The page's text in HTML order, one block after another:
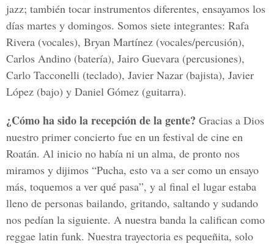
jazz; también tocar instrumentos diferentes, ensayamos los
días martes y domingos. Somos siete integrantes: Rafa
Rivera (vocales), Bryan Martínez (vocales/percusión),
Carlos Andino (batería), Jairo Guevara (percusiones),
Carlo Tacconelli (teclado), Javier Nazar (bajista), Javier
López (bajo) y Daniel Gómez (guitarra).
¿Cómo ha sido la recepción de la gente? Gracias a Dios
nuestro primer concierto fue en un festival de cine en
Roatán. Al inicio no había ni un alma, de pronto nos
miramos y dijimos “Pucha, esto va a ser como un ensayo
más, toquemos a ver qué pasa”, y al final el lugar estaba
lleno de personas bailando, gritando, saltando y sudando
nos pedían la siguiente. A nuestra banda la califican como
reggae latin funk. Nuestra trayectoria es pequeñita, solo